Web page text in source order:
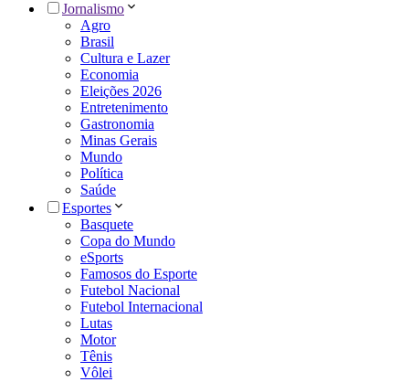
Jornalismo
Agro
Brasil
Cultura e Lazer
Economia
Eleições 2026
Entretenimento
Gastronomia
Minas Gerais
Mundo
Política
Saúde
Esportes
Basquete
Copa do Mundo
eSports
Famosos do Esporte
Futebol Nacional
Futebol Internacional
Lutas
Motor
Tênis
Vôlei